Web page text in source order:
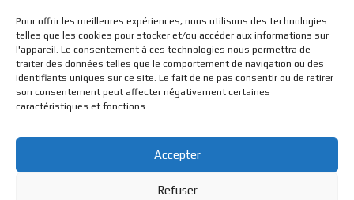
Pour offrir les meilleures expériences, nous utilisons des technologies
telles que les cookies pour stocker et/ou accéder aux informations sur
l'appareil. Le consentement à ces technologies nous permettra de
traiter des données telles que le comportement de navigation ou des
identifiants uniques sur ce site. Le fait de ne pas consentir ou de retirer
son consentement peut affecter négativement certaines
caractéristiques et fonctions.
Accepter
Refuser
© BL Optique - 22 Rue de la Cueille - 39170 Lavans Les St
Claude - 2023 - Tous droits réservés